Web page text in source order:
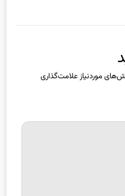
موردنیاز علامت‌گذاری